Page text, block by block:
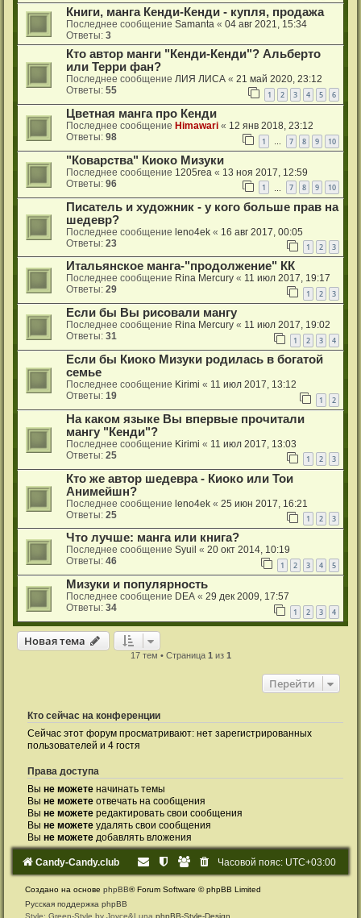
Книги, манга Кенди-Кенди - купля, продажа
Последнее сообщение Samanta « 04 авг 2021, 15:34
Ответы: 3
Кто автор манги "Кенди-Кенди"? Альберто
или Терри фан?
Последнее сообщение ЛИЯ ЛИСА « 21 май 2020, 23:12
Ответы: 55 1 2 3 4 5 6
Цветная манга про Кенди
Последнее сообщение Himawari « 12 янв 2018, 23:12
Ответы: 98 1 7 8 9 10
"Коварства" Киоко Мизуки
Последнее сообщение 1205rea « 13 ноя 2017, 12:59
Ответы: 96 1 7 8 9 10
Писатель и художник - у кого больше прав на
шедевр?
Последнее сообщение leno4ek « 16 авг 2017, 00:05
Ответы: 23 1 2 3
Итальянское манга-"продолжение" КК
Последнее сообщение Rina Mercury « 11 июл 2017, 19:17
Ответы: 29 1 2 3
Если бы Вы рисовали мангу
Последнее сообщение Rina Mercury « 11 июл 2017, 19:02
Ответы: 31 1 2 3 4
Если бы Киоко Мизуки родилась в богатой
семье
Последнее сообщение Kirimi « 11 июл 2017, 13:12
Ответы: 19 1 2
На каком языке Вы впервые прочитали
мангу "Кенди"?
Последнее сообщение Kirimi « 11 июл 2017, 13:03
Ответы: 25 1 2 3
Кто же автор шедевра - Киоко или Тои
Анимейшн?
Последнее сообщение leno4ek « 25 июн 2017, 16:21
Ответы: 25 1 2 3
Что лучше: манга или книга?
Последнее сообщение Syuil « 20 окт 2014, 10:19
Ответы: 46 1 2 3 4 5
Мизуки и популярность
Последнее сообщение DEA « 29 дек 2009, 17:57
Ответы: 34 1 2 3 4
Новая тема
17 тем • Страница 1 из 1
Перейти
Кто сейчас на конференции
Сейчас этот форум просматривают: нет зарегистрированных
пользователей и 4 гостя
Права доступа
Вы не можете начинать темы
Вы не можете отвечать на сообщения
Вы не можете редактировать свои сообщения
Вы не можете удалять свои сообщения
Вы не можете добавлять вложения
Candy-Candy.club Часовой пояс: UTC+03:00
Создано на основе phpBB® Forum Software © phpBB Limited
Русская поддержка phpBB
Style: Green-Style by Joyce&Luna phpBB-Style-Design